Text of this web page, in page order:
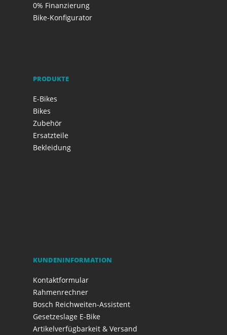
0% Finanzierung
Bike-Konfigurator
PRODUKTE
E-Bikes
Bikes
Zubehör
Ersatzteile
Bekleidung
KUNDENINFORMATION
Kontaktformular
Rahmenrechner
Bosch Reichweiten-Assistent
Gesetzeslage E-Bike
Artikelverfügbarkeit & Versand